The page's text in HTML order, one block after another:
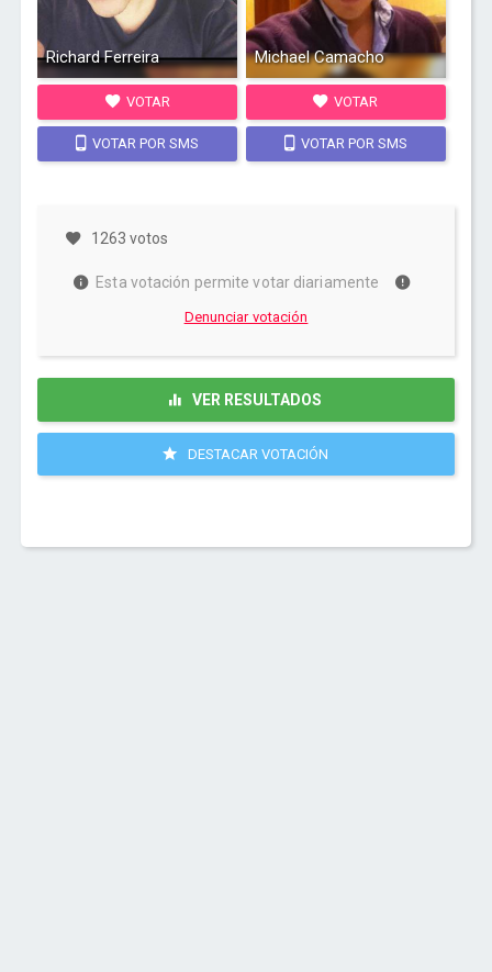
Richard Ferreira
VOTAR
VOTAR POR SMS
Michael Camacho
VOTAR
VOTAR POR SMS
1263 votos
Esta votación permite votar diariamente
Denunciar votación
VER RESULTADOS
DESTACAR VOTACIÓN